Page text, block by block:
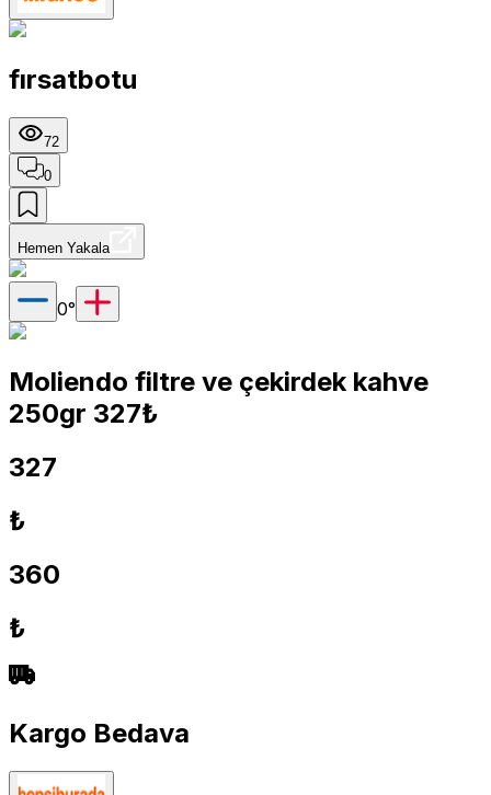
fırsatbotu
72
0
Hemen Yakala
0°
Moliendo filtre ve çekirdek kahve
250gr 327₺
327
₺
360
₺
Kargo Bedava